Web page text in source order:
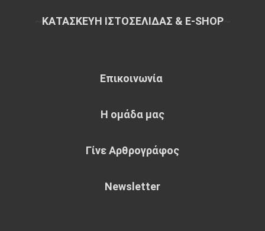
ΚΑΤΑΣΚΕΥΗ ΙΣΤΟΣΕΛΙΔΑΣ & E-SHOP~
Επικοινωνία
Η ομάδα μας
Γίνε Αρθρογράφος
Newsletter